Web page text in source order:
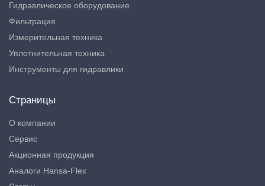
Гидравлическое оборудование
Фильтрация
Измерительная техника
Уплотнительная техника
Инструменты для гидравлики
Страницы
О компании
Сервис
Акционная продукция
Аналоги Hansa-Flex